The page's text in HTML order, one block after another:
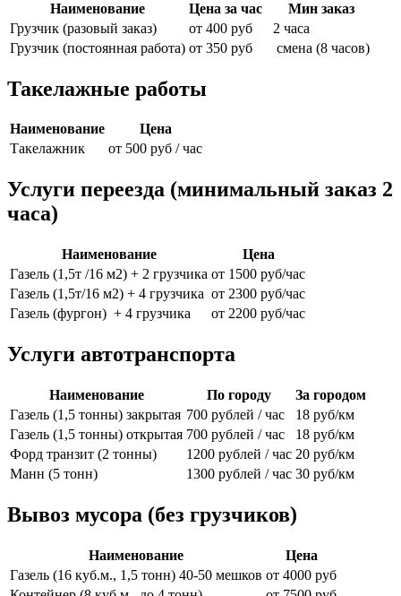
Наименование Цена за час
Мин заказ
Грузчик (разовый заказ)
от 400 руб
2 часа
Грузчик (постоянная работа) от 350 руб смена (8 часов)
Такелажные работы
Наименование
Цена
Такелажник
от 500 руб / час
Услуги переезда (минимальный заказ 2
часа)
Наименование
Цена
Газель (1,5т /16 м2) + 2 грузчика от 1500 руб/час
Газель (1,5т/16 м2) + 4 грузчика от 2300 руб/час
Газель (фургон) + 4 грузчика
от 2200 руб/час
Услуги автотранспорта
Наименование По городу
За городом
Газель (1,5 тонны) закрытая 700 рублей / час
18 руб/км
Газель (1,5 тонны) открытая 700 рублей / час
18 руб/км
Форд транзит (2 тонны)
1200 рублей / час 20 руб/км
Манн (5 тонн)
1300 рублей / час 30 руб/км
Вывоз мусора (без грузчиков)
Наименование
Цена
Газель (16 куб.м., 1,5 тонн) 40-50 мешков от 4000 руб